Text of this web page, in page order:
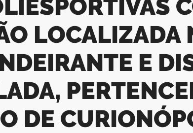
LOCALIZADA
E
DE